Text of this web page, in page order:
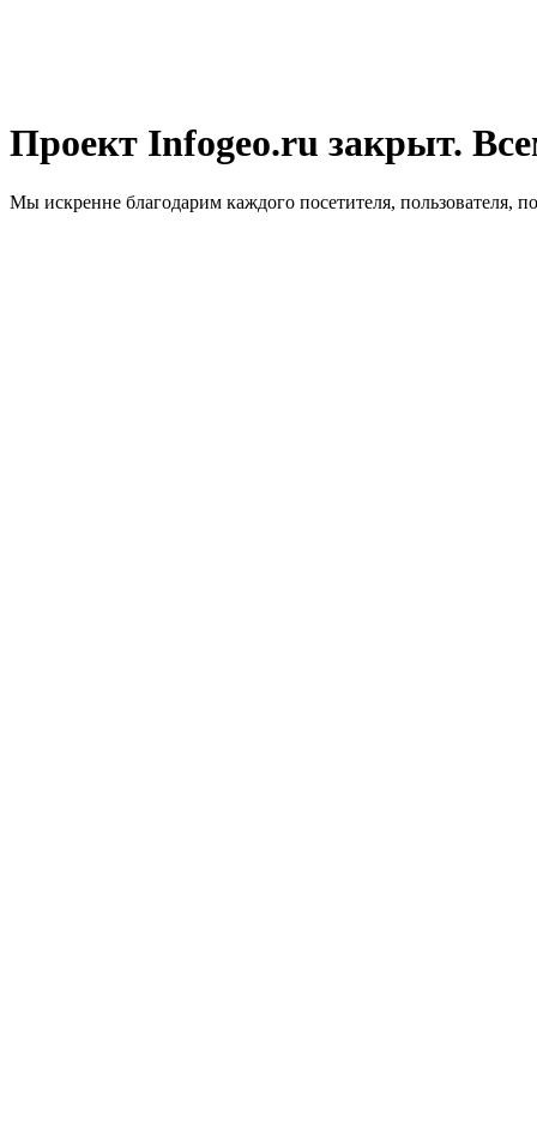
Проект Infogeo.ru закрыт.
Мы искренне благодарим каждого посетителя, пользователя,